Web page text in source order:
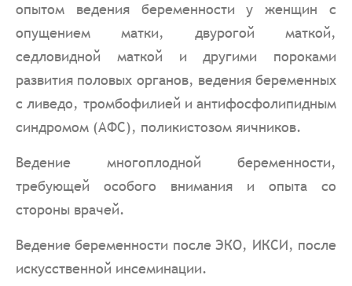
опытом ведения беременности у женщин с
опущением матки, двурогой маткой,
седловидной маткой и другими пороками
развития половых органов, ведения беременных
с ливедо, тромбофилией и антифосфолипидным
синдромом (АФС), поликистозом яичников.
Ведение многоплодной беременности,
требующей особого внимания и опыта со
стороны врачей.
Ведение беременности после ЭКО, ИКСИ, после
искусственной инсеминации.